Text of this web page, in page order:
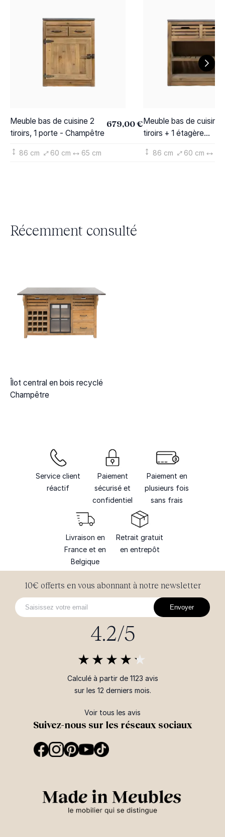
Meuble bas de cuisine 2
tiroirs, 1 porte - Champêtre
679,00 €
86 cm 60 cm 65 cm
Meuble bas de cuisine
tiroirs + 1 étagère
86 cm 60 cm
Récemment consulté
Îlot central en bois recyclé
Champêtre
Service client
réactif
Paiement
sécurisé et
confidentiel
Paiement en
plusieurs fois
sans frais
Livraison en
France et en
Belgique
Retrait gratuit
en entrepôt
Suivez-nous sur les réseaux sociaux
10€ offerts en vous abonnant à notre newsletter
Envoyer
4.2/5
Calculé à partir de 1123 avis
sur les 12 derniers mois.
Voir tous les avis